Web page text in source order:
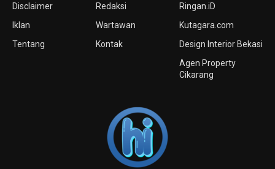
Disclaimer
Iklan
Tentang
Redaksi
Wartawan
Kontak
Ringan.iD
Kutagara.com
Design Interior Bekasi
Agen Property
Cikarang